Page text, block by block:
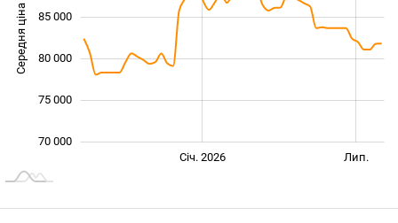
Середня ціна
70 000
75 000
80 000
85 000
Січ. 2026 Лип.